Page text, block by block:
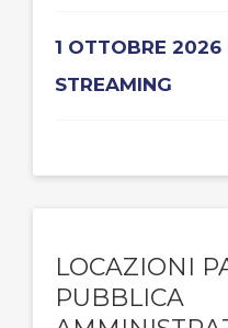
1 OTTOBRE 2026
STREAMING
LOCAZIONI
PUBBLICA